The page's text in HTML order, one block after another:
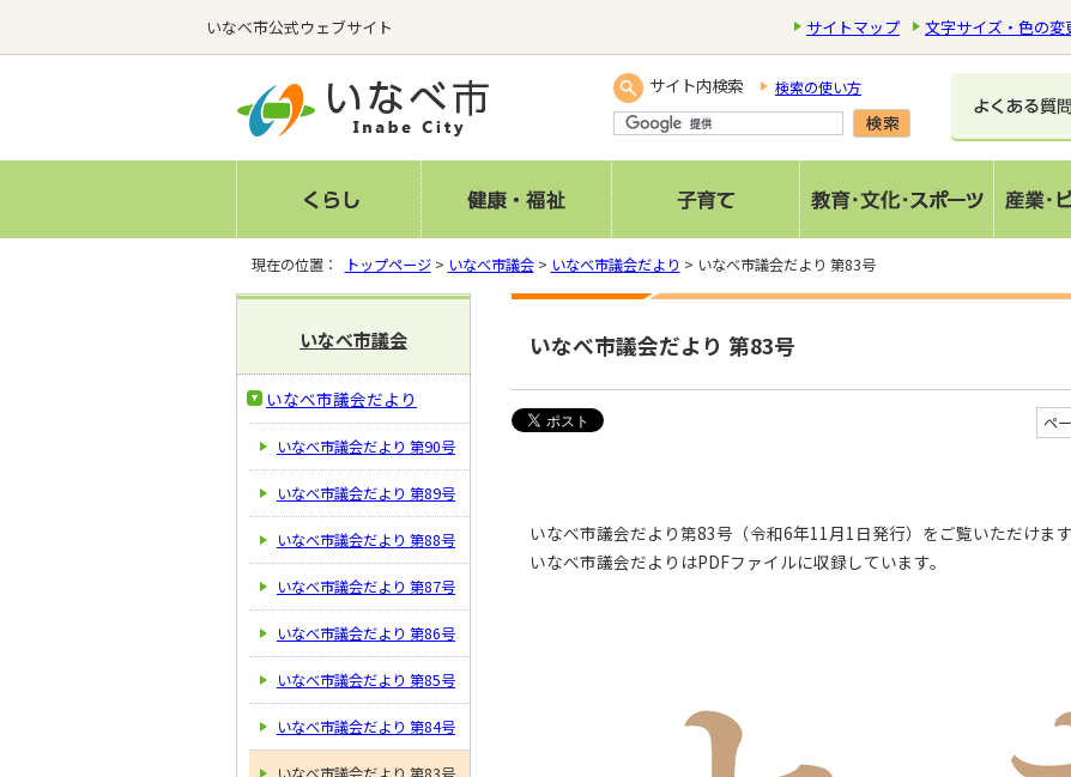
いなべ市公式ウェブサイト サイトマップ 文字サイズ・色の変
サイト内検索 検索の使い方
現在の位置： トップページ> いなべ市議会> いなべ市議会だより > いなべ市議会だより 第83号
いなべ市議会だより 第83号
ペ
いなべ市議会だより第83号（令和6年11月1日発行）をご覧いただけます
いなべ市議会だよりはPDFファイルに収録しています。
いなべ市議会
いなべ市議会だより
いなべ市議会だより 第90号
いなべ市議会だより 第89号
いなべ市議会だより 第88号
いなべ市議会だより 第87号
いなべ市議会だより 第86号
いなべ市議会だより 第85号
いなべ市議会だより 第84号